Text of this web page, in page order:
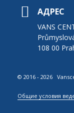
АДРЕС
VANS
108 00
© 2016 - 2026
Общие условия